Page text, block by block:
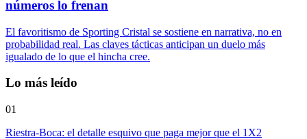
números lo frenan
El favoritismo de Sporting Cristal se sostiene en narrativa, no en
probabilidad real. Las claves tácticas anticipan un duelo más
igualado de lo que el hincha cree.
Lo más leído
01
Riestra-Boca: el detalle esquivo que paga mejor que el 1X2